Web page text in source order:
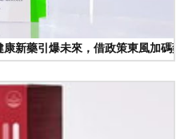
新藥引爆未來，借政策東風加碼藥